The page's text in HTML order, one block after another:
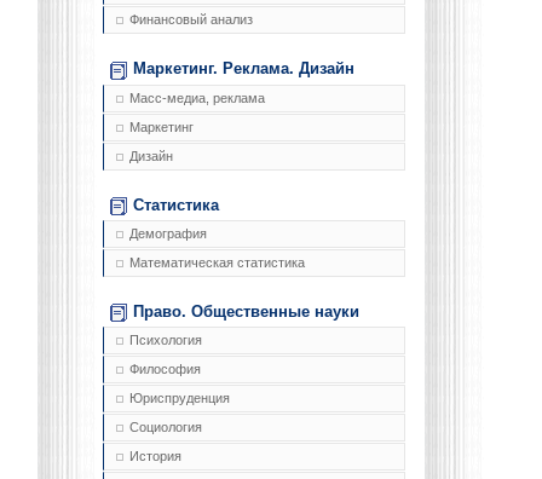
Финансовый анализ
Маркетинг. Реклама. Дизайн
Масс-медиа, реклама
Маркетинг
Дизайн
Статистика
Демография
Математическая статистика
Право. Общественные науки
Психология
Философия
Юриспруденция
Социология
История